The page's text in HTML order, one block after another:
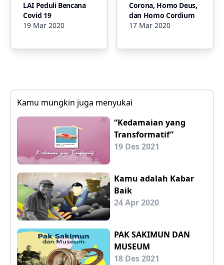
LAI Peduli Bencana
Covid 19
19 Mar 2020
Corona, Homo Deus,
dan Homo Cordium
17 Mar 2020
Kamu mungkin juga menyukai
“Kedamaian yang
Transformatif”
19 Des 2021
Kamu adalah Kabar
Baik
24 Apr 2020
PAK SAKIMUN DAN
MUSEUM
18 Des 2021